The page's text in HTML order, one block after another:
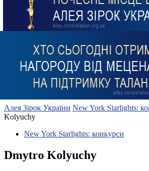
Алея Зірок України New York Starlights:
Kolyuchy
New York Starlights: конкурси
Dmytro Kolyuchy